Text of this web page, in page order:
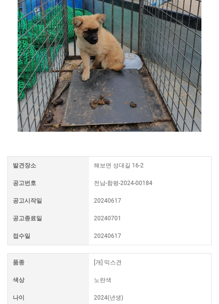
발견장소 해보면 성대길 16-2
공고번호 전남-함평-2024-00184
공고시작일 20240617
공고종료일 20240701
접수일 20240617
품종 [개] 믹스견
색상 노란색
나이 2024(년생)